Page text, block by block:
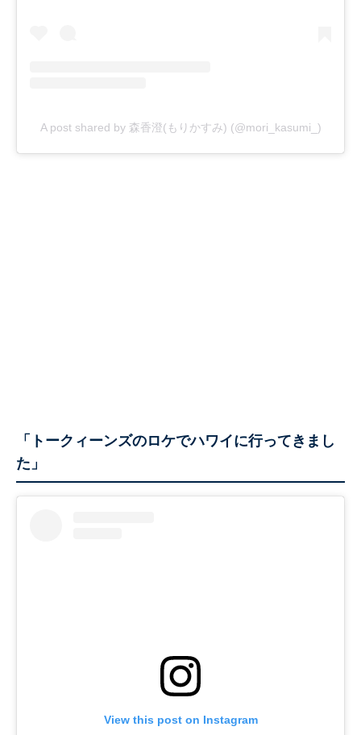
A post shared by 森香澄(もりかすみ) (@mori_kasumi_)
「トークィーンズのロケでハワイに行ってきまし
た」
View this post on Instagram